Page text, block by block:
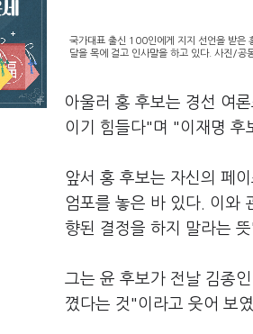
국가대표 출신 100인에게 지지 선언을 받은
달을 목에 걸고 인사말을 하고 있다. 사진/공
아울러 홍 후보는 경선 여
이기 힘들다"며 "이재명 후
앞서 홍 후보는 자신의 페
엄포를 놓은 바 있다. 이와
향된 결정을 하지 말라는
그는 윤 후보가 전날 김종
꼈다는 것"이라고 웃어 보